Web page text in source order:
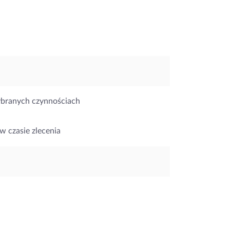
czynnościach
czasie zlecenia